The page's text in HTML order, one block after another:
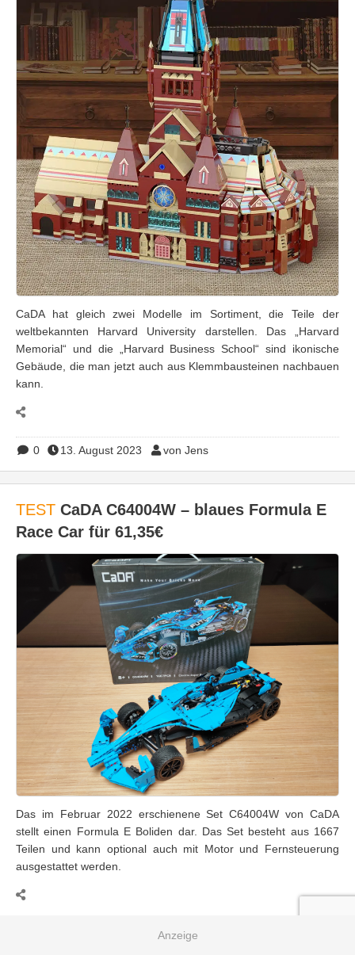
CaDA hat gleich zwei Modelle im Sortiment, die Teile der
weltbekannten Harvard University darstellen. Das „Harvard
Memorial“ und die „Harvard Business School“ sind ikonische
Gebäude, die man jetzt auch aus Klemmbausteinen nachbauen
kann.
0 13. August 2023 von Jens
TEST CaDA C64004W – blaues Formula E
Race Car für 61,35€
Das im Februar 2022 erschienene Set C64004W von CaDA
stellt einen Formula E Boliden dar. Das Set besteht aus 1667
Teilen und kann optional auch mit Motor und Fernsteuerung
ausgestattet werden.
von Jens